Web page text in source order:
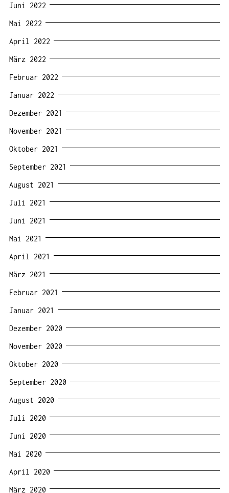
Juni 2022
Mai 2022
April 2022
März 2022
Februar 2022
Januar 2022
Dezember 2021
November 2021
Oktober 2021
September 2021
August 2021
Juli 2021
Juni 2021
Mai 2021
April 2021
März 2021
Februar 2021
Januar 2021
Dezember 2020
November 2020
Oktober 2020
September 2020
August 2020
Juli 2020
Juni 2020
Mai 2020
April 2020
März 2020